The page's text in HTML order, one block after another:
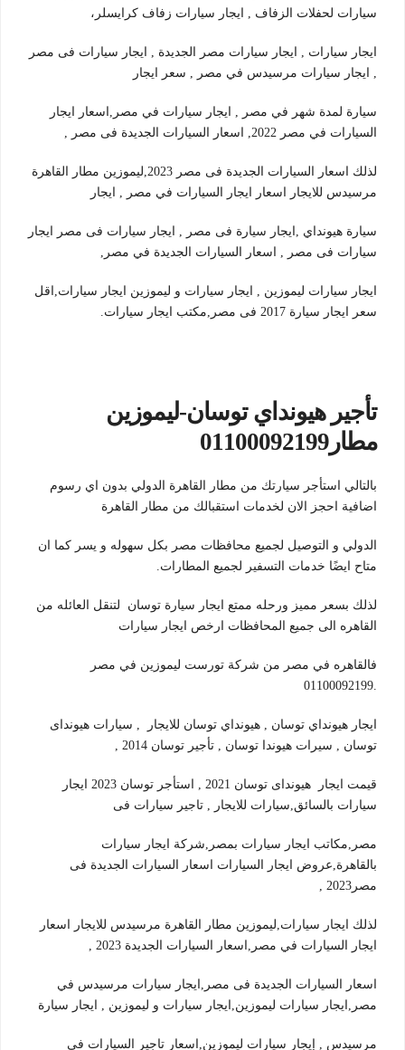
سيارات لحفلات الزفاف , ايجار سيارات زفاف كرايسلر،
ايجار سيارات , ايجار سيارات مصر الجديدة , ايجار سيارات فى مصر
, ايجار سيارات مرسيدس في مصر , سعر ايجار
سيارة لمدة شهر في مصر , ايجار سيارات في مصر,اسعار ايجار
السيارات في مصر 2022, اسعار السيارات الجديدة فى مصر ,
لذلك اسعار السيارات الجديدة فى مصر 2023,ليموزين مطار القاهرة
مرسيدس للايجار اسعار ايجار السيارات في مصر , ايجار
سيارة هيونداي ,ايجار سيارة فى مصر , ايجار سيارات فى مصر ايجار
سيارات فى مصر , اسعار السيارات الجديدة في مصر,
ايجار سيارات ليموزين , ايجار سيارات و ليموزين ايجار سيارات,اقل
سعر ايجار سيارة 2017 فى مصر,مكتب ايجار سيارات.
تأجير هيونداي توسان-ليموزين
مطار01100092199
بالتالي استأجر سيارتك من مطار القاهرة الدولي بدون اي رسوم
اضافية احجز الان لخدمات استقبالك من مطار القاهرة
الدولي و التوصيل لجميع محافظات مصر بكل سهوله و يسر كما ان
متاح ايضًا خدمات التسفير لجميع المطارات.
لذلك بسعر مميز ورحله ممتع ايجار سيارة توسان لتنقل العائله من
القاهره الى جميع المحافظات ارخص ايجار سيارات
فالقاهره في مصر من شركة تورست ليموزين في مصر
.01100092199
ايجار هيونداي توسان , هيونداي توسان للايجار , سيارات هیوندای
توسان , سيرات هیوندا توسان , تأجير توسان 2014 ,
قیمت ايجار هیوندای توسان 2021 , استأجر توسان 2023 ايجار
سيارات بالسائق,سيارات للايجار , تاجير سيارات فى
مصر,مكاتب ايجار سيارات بمصر,شركة ايجار سيارات
بالقاهرة,عروض ايجار السيارات اسعار السيارات الجديدة فى
مصر2023 ,
لذلك ايجار سيارات,ليموزين مطار القاهرة مرسيدس للايجار اسعار
ايجار السيارات في مصر,اسعار السيارات الجديدة 2023 ,
اسعار السيارات الجديدة فى مصر,ايجار سيارات مرسيدس في
مصر,ايجار سيارات ليموزين,ايجار سيارات و ليموزين , ايجار سيارة
مرسيدس , إيجار سيارات ليموزين,اسعار تاجير السيارات في